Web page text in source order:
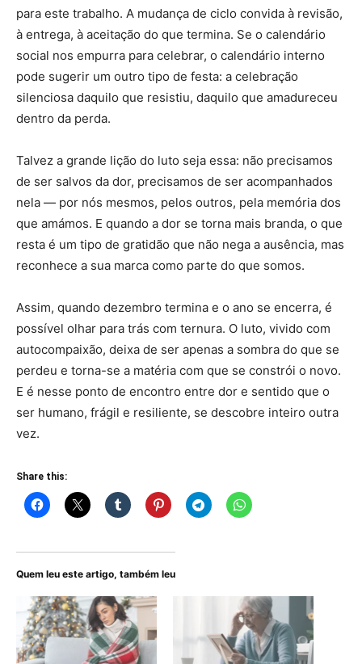
para este trabalho. A mudança de ciclo convida à revisão,
à entrega, à aceitação do que termina. Se o calendário
social nos empurra para celebrar, o calendário interno
pode sugerir um outro tipo de festa: a celebração
silenciosa daquilo que resistiu, daquilo que amadureceu
dentro da perda.
Talvez a grande lição do luto seja essa: não precisamos
de ser salvos da dor, precisamos de ser acompanhados
nela — por nós mesmos, pelos outros, pela memória dos
que amámos. E quando a dor se torna mais branda, o que
resta é um tipo de gratidão que não nega a ausência, mas
reconhece a sua marca como parte do que somos.
Assim, quando dezembro termina e o ano se encerra, é
possível olhar para trás com ternura. O luto, vivido com
autocompaixão, deixa de ser apenas a sombra do que se
perdeu e torna-se a matéria com que se constrói o novo.
E é nesse ponto de encontro entre dor e sentido que o
ser humano, frágil e resiliente, se descobre inteiro outra
vez.
Share this:
Quem leu este artigo, também leu